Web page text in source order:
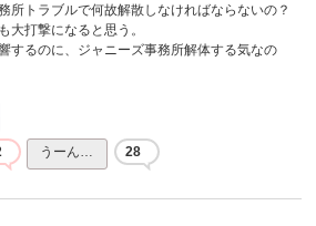
所トラブルで何故解散しなければならないの？
大打撃になると思う。
するのに、ジャニーズ事務所解体する気なの
うーん… 28